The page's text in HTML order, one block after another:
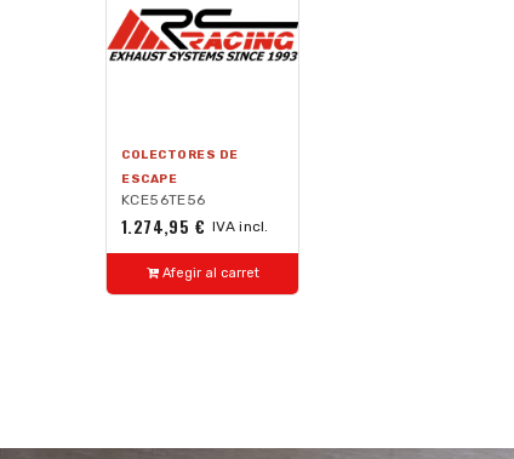
COLECTORES DE
ESCAPE
KCE56TE56
1.274,95 € IVA incl.
Afegir al carret